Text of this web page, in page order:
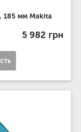
185 мм Makita
5 982 грн